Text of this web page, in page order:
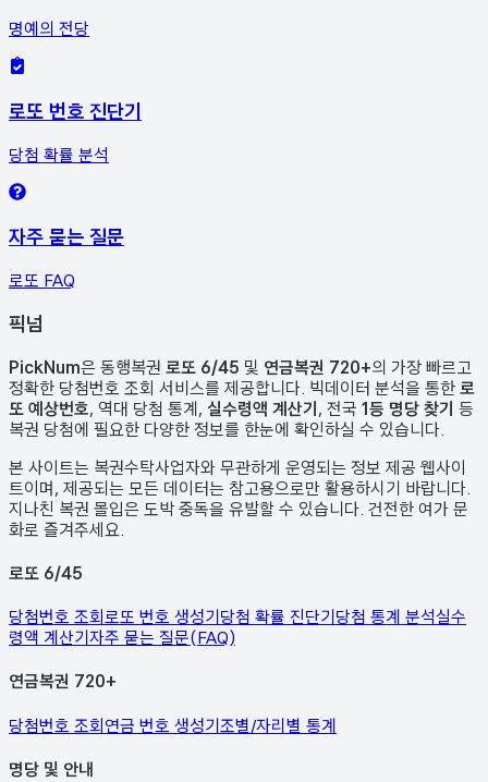
명예의 전당
로또 번호 진단기
당첨 확률 분석
자주 묻는 질문
로또 FAQ
픽넘
PickNum은 동행복권 로또 6/45 및 연금복권 720+의 가장 빠르고
정확한 당첨번호 조회 서비스를 제공합니다. 빅데이터 분석을 통한 로
또 예상번호, 역대 당첨 통계, 실수령액 계산기, 전국 1등 명당 찾기 등
복권 당첨에 필요한 다양한 정보를 한눈에 확인하실 수 있습니다.
본 사이트는 복권수탁사업자와 무관하게 운영되는 정보 제공 웹사이
트이며, 제공되는 모든 데이터는 참고용으로만 활용하시기 바랍니다.
지나친 복권 몰입은 도박 중독을 유발할 수 있습니다. 건전한 여가 문
화로 즐겨주세요.
로또 6/45
당첨번호 조회로또 번호 생성기당첨 확률 진단기당첨 통계 분석실수
령액 계산기자주 묻는 질문(FAQ)
연금복권 720+
당첨번호 조회연금 번호 생성기조별/자리별 통계
명당 및 안내